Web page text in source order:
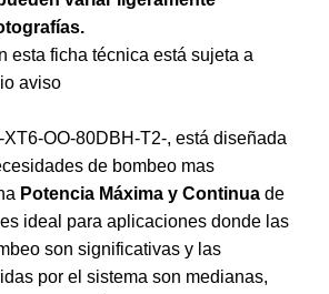
esta ficha técnica está sujeta a
aviso
-XT6-OO-80DBH-T2-, está diseñada
de bombeo mas
Potencia Máxima y Continua de
ideal para aplicaciones donde las
son significativas y las
por el sistema son medianas,